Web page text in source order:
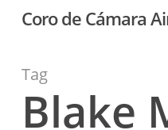
content
Coro de Cámara
Tag
Blake